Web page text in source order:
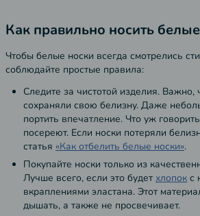
Как правильно носить
Чтобы белые носки всегда смотрелись
соблюдайте простые правила:
Следите за чистотой изделия. Важно,
сохраняли свою белизну. Даже
портить впечатление. Что уж
посереют. Если носки потеряли
статья «Как отбелить белые носки».
Покупайте носки только из
Лучше всего, если это будет хлопок с
вкраплениями эластана. Этот
дышать, а также не просвечивает.